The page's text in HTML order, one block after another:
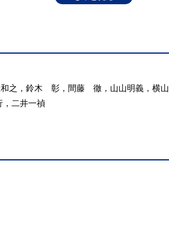
温度，pH
質
和之，鈴木 彰，間藤 徹，山山明義，
，二井一禎